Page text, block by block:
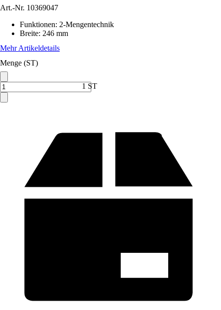
Art.-Nr. 10369047
Funktionen: 2-Mengentechnik
Breite: 246 mm
Mehr Artikeldetails
Menge (ST)
1 ST